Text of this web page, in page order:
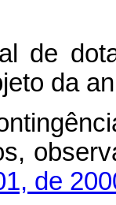
de
da
de